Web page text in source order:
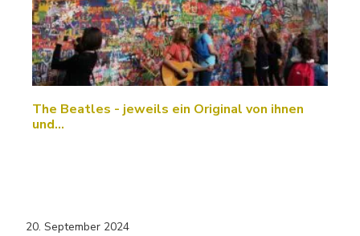
The Beatles - jeweils ein Original von ihnen
und…
20. September 2024